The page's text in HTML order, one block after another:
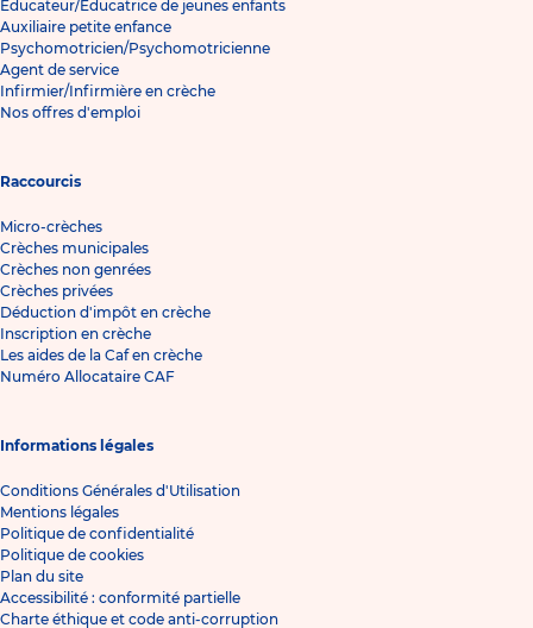
Éducateur/Éducatrice de jeunes enfants
Auxiliaire petite enfance
Psychomotricien/Psychomotricienne
Agent de service
Infirmier/Infirmière en crèche
Nos offres d'emploi
Raccourcis
Micro-crèches
Crèches municipales
Crèches non genrées
Crèches privées
Déduction d'impôt en crèche
Inscription en crèche
Les aides de la Caf en crèche
Numéro Allocataire CAF
Informations légales
Conditions Générales d'Utilisation
Mentions légales
Politique de confidentialité
Politique de cookies
Plan du site
Accessibilité : conformité partielle
Charte éthique et code anti-corruption